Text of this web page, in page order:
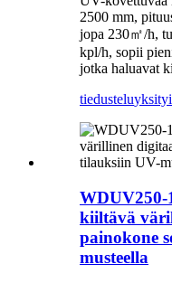
2500 mm,
jopa 230㎡/h,
kpl/h, sopii
jotka haluavat
tiedustelu
kiiltävä
painokone
musteella